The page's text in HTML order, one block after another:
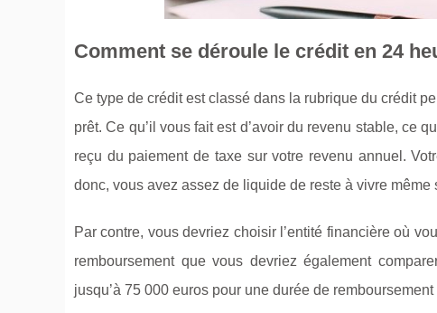
Comment se déroule le crédit en 24
Ce type de crédit est classé dans la rubrique du crédit
prêt. Ce qu’il vous fait est d’avoir du revenu stable, ce
reçu du paiement de taxe sur votre revenu annuel.
donc, vous avez assez de liquide de reste à vivre même
Par contre, vous devriez choisir l’entité financière où
remboursement que vous devriez également
jusqu’à 75 000 euros pour une durée de